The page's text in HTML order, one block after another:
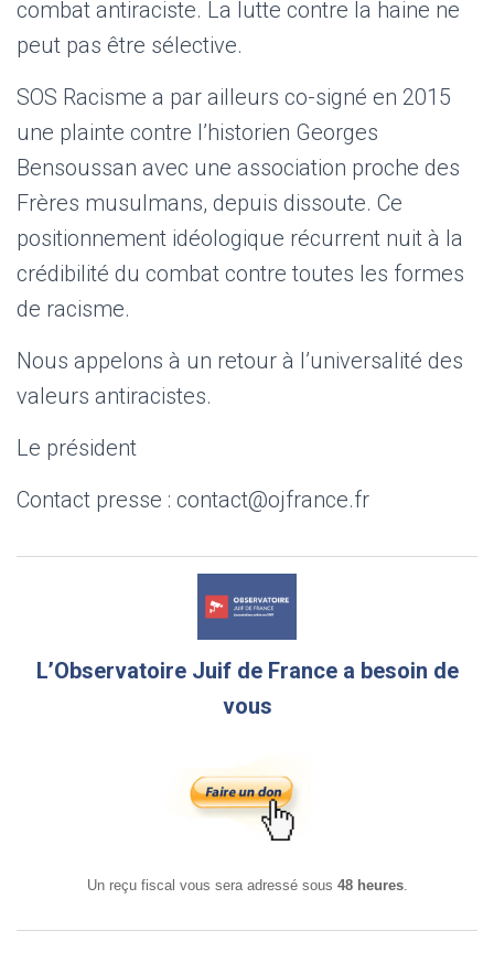
combat antiraciste. La lutte contre la haine ne
peut pas être sélective.
SOS Racisme a par ailleurs co-signé en 2015
une plainte contre l’historien Georges
Bensoussan avec une association proche des
Frères musulmans, depuis dissoute. Ce
positionnement idéologique récurrent nuit à la
crédibilité du combat contre toutes les formes
de racisme.
Nous appelons à un retour à l’universalité des
valeurs antiracistes.
Le président
Contact presse : contact@ojfrance.fr
L’Observatoire Juif de France a besoin de
vous
Un reçu fiscal vous sera adressé sous 48 heures.